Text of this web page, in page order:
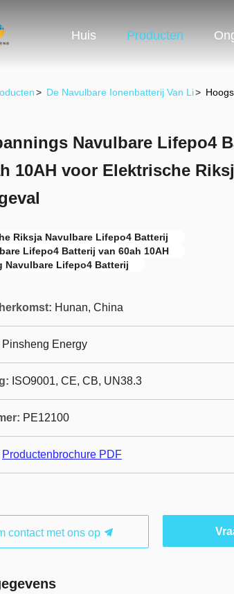
Huis Producten
> De Navulbare Ionenbatterij Van Li>
Navulbare Lifepo4
10AH voor Elektrische
Riksja Navulbare Lifepo4 Batterij
Lifepo4 Batterij van 60ah 10AH
Navulbare Lifepo4 Batterij
Hunan, China
Pinsheng Energy
ISO9001, CE, CB, UN38.3
PE12100
Productenbrochure PDF
contact met ons op